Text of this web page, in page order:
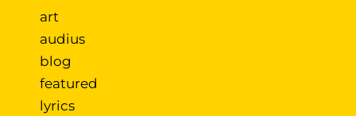
art
audius
blog
featured
lyrics